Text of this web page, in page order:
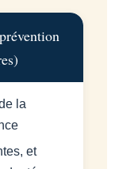
la
et